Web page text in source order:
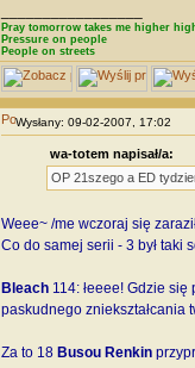
Pray tomorrow takes me higher
Pressure on people
People on streets
Wysłany: 09-02-2007, 17:02
wa-totem napisał/a:
OP 21szego a ED
Weee~ /me wczoraj się
Co do samej serii - 3 był taki
Bleach114: łeeee! Gdzie się
paskudnego zniekształcania
Za to 18 Busou Renkin